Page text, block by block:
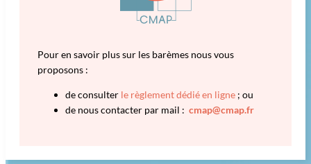
Pour en savoir plus sur les barèmes nous vous
proposons :
de consulter le règlement dédié en ligne ; ou
de nous contacter par mail : cmap@cmap.fr